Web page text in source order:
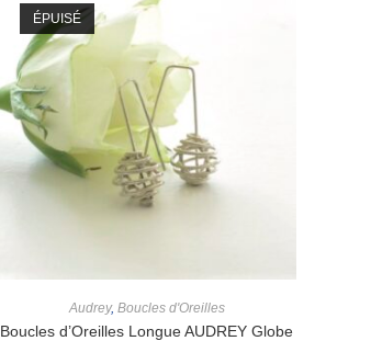
ÉPUISÉ
Audrey, Boucles d'Oreilles
Boucles d’Oreilles Longue AUDREY Globe